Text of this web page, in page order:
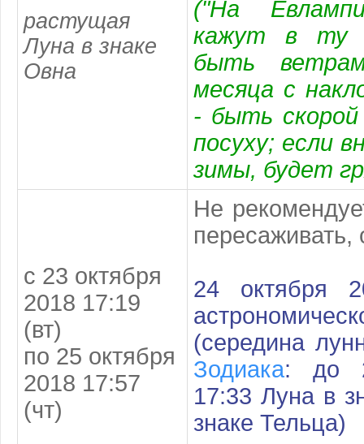
растущая
Луна в знаке
Овна
("На
кажут в ту
быть
месяца с
- быть
посуху; если
зимы, будет
с 23 октября
2018 17:19
(вт)
по 25 октября
2018 17:57
(чт)
Не
пересаживать,
24 октября
(середина
Зодиака: до
17:33 Луна в
знаке Тельца)